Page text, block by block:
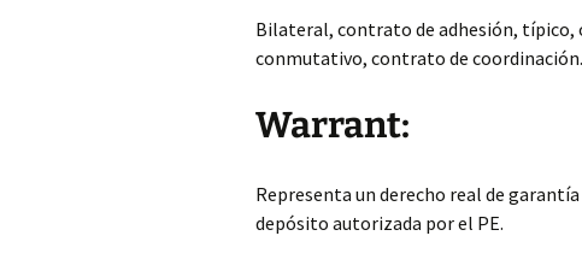
Bilateral, contrato de adhesión, típico,
conmutativo, contrato de coordinación.
Warrant:
Representa un derecho real de
depósito autorizada por el PE.